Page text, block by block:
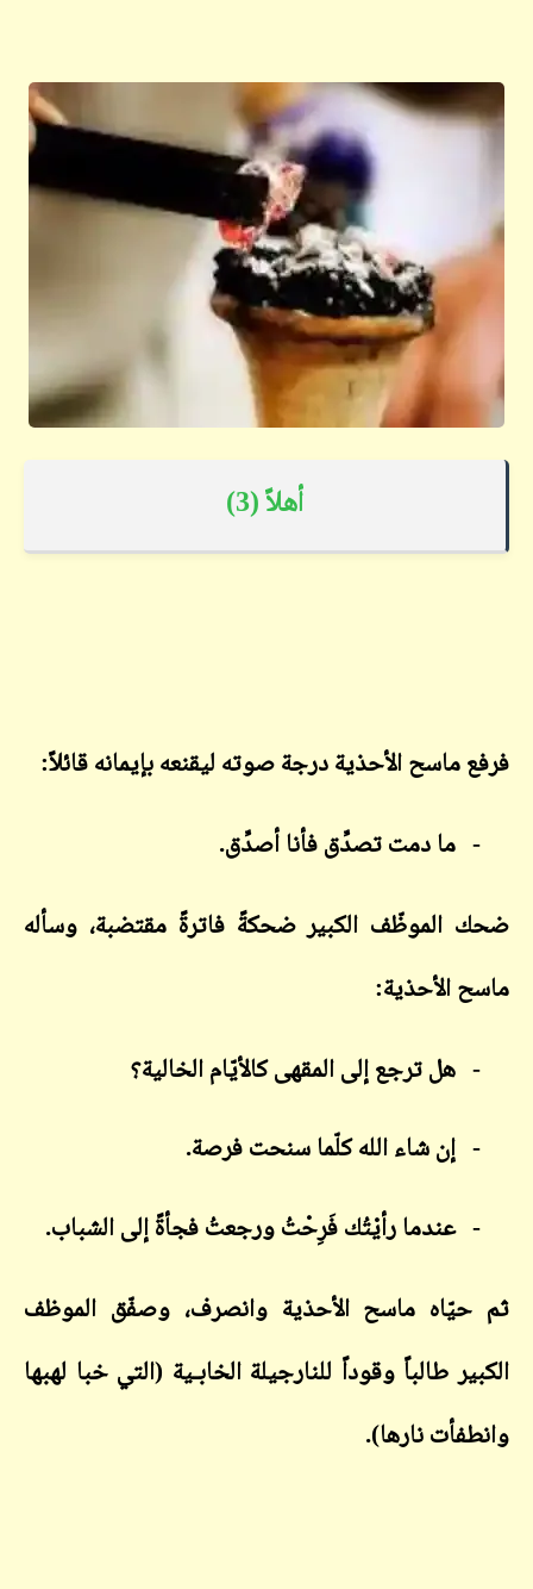
أهلاً (3)
فرفع ماسح الأحذية درجة صوته ليقنعه بإيمانه قائلاً:
- ما دمت تصدِّق فأنا أصدِّق.
ضحك الموظّف الكبير ضحكةً فاترةً مقتضبة، وسأله
ماسح الأحذية:
- هل ترجع إلى المقهى كالأيّام الخالية؟
- إن شاء الله كلّما سنحت فرصة.
- عندما رأيْتُك فَرِحْتُ ورجعتُ فجأةً إلى الشباب.
ثم حيّاه ماسح الأحذية وانصرف، وصفّق الموظف
الكبير طالباً وقوداً للنارجيلة الخابـية (التي خبا لهبها
وانطفأت نارها).